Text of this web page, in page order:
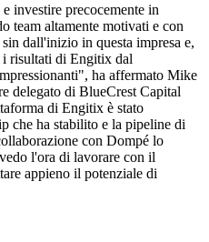
investire precocemente in
team altamente motivati e con
dall'inizio in questa impresa e,
i risultati di Engitix dal
ha affermato Mike
delegato di BlueCrest Capital
di Engitix è stato
che ha stabilito e la pipeline di
con Dompé lo
l'ora di lavorare con il
appieno il potenziale di